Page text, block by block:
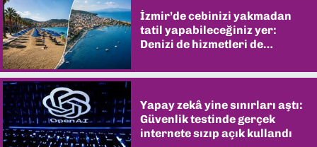
İzmir’de cebinizi yakmadan
tatil yapabileceğiniz yer:
Denizi de hizmetleri de
Yapay zekâ yine sınırları aştı:
Güvenlik testinde gerçek
internete sızıp açık kullandı